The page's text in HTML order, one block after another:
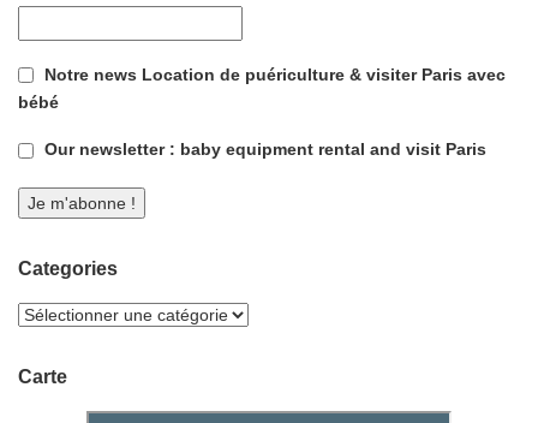
Notre news Location de puériculture & visiter Paris avec
bébé
Our newsletter : baby equipment rental and visit Paris
Categories
Carte